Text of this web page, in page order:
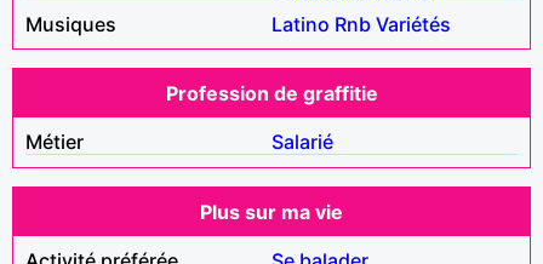
Musiques
Latino Rnb Variétés
Profession de graffitie
Métier
Salarié
Plus sur ma vie